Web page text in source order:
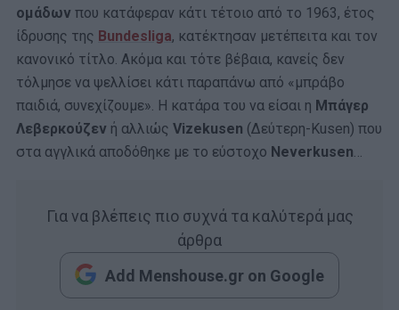
ομάδων που κατάφεραν κάτι τέτοιο από το 1963, έτος
ίδρυσης της Bundesliga, κατέκτησαν μετέπειτα και τον
κανονικό τίτλο. Ακόμα και τότε βέβαια, κανείς δεν
τόλμησε να ψελλίσει κάτι παραπάνω από «μπράβο
παιδιά, συνεχίζουμε». Η κατάρα του να είσαι η Μπάγερ
Λεβερκούζεν ή αλλιώς Vizekusen (Δεύτερη-Kusen) που
στα αγγλικά αποδόθηκε με το εύστοχο Neverkusen
Για να βλέπεις πιο συχνά τα καλύτερά μας
άρθρα
Add Menshouse.gr on Google